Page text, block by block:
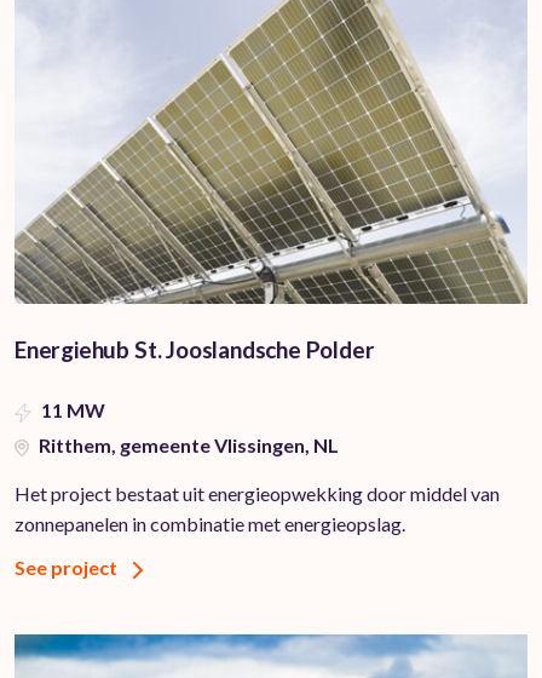
Energiehub St. Jooslandsche Polder
11 MW
Ritthem, gemeente Vlissingen, NL
Het project bestaat uit energieopwekking door middel van
zonnepanelen in combinatie met energieopslag.
See project